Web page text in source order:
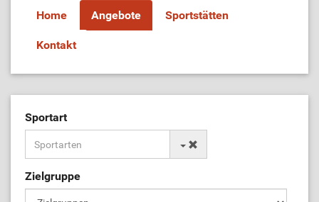
Home Angebote Sportstätten
Kontakt
Sportart
Zielgruppe